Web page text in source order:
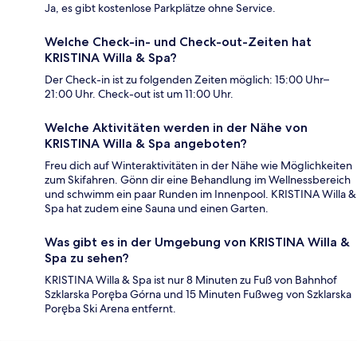
Ja, es gibt kostenlose Parkplätze ohne Service.
Welche Check-in- und Check-out-Zeiten hat
KRISTINA Willa & Spa?
Der Check-in ist zu folgenden Zeiten möglich: 15:00 Uhr–
21:00 Uhr. Check-out ist um 11:00 Uhr.
Welche Aktivitäten werden in der Nähe von
KRISTINA Willa & Spa angeboten?
Freu dich auf Winteraktivitäten in der Nähe wie Möglichkeiten
zum Skifahren. Gönn dir eine Behandlung im Wellnessbereich
und schwimm ein paar Runden im Innenpool. KRISTINA Willa &
Spa hat zudem eine Sauna und einen Garten.
Was gibt es in der Umgebung von KRISTINA Willa &
Spa zu sehen?
KRISTINA Willa & Spa ist nur 8 Minuten zu Fuß von Bahnhof
Szklarska Poręba Górna und 15 Minuten Fußweg von Szklarska
Poręba Ski Arena entfernt.